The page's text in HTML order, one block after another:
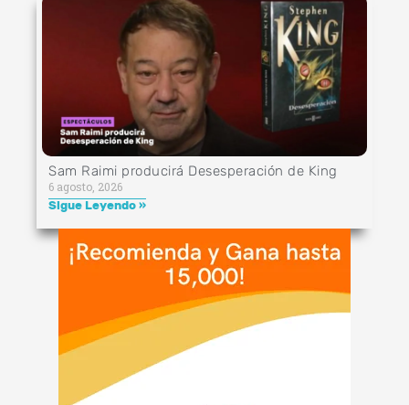
Sam Raimi producirá Desesperación de King
6 agosto, 2026
Sigue Leyendo »